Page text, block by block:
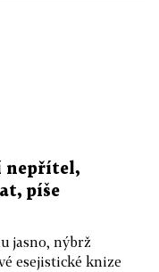
nepřítel,
píše
jasno, nýbrž
esejistické knize